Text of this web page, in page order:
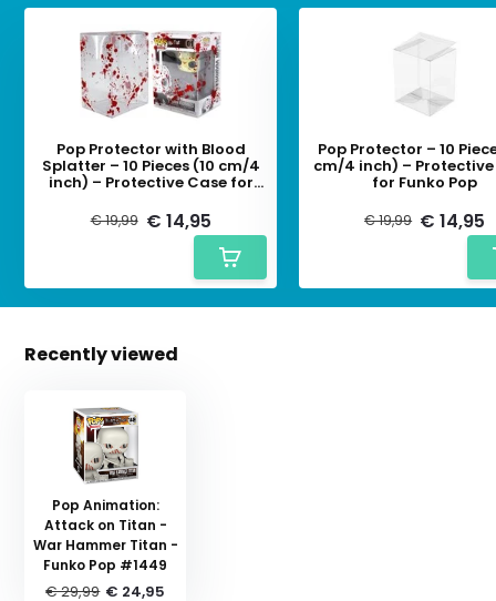
Pop Protector with Blood
Splatter – 10 Pieces (10 cm/4
inch) – Protective Case for
€ 19,99 € 14,95
Pop Protector – 10
cm/4 inch) – Protective
for Funko Pop
€ 19,99 € 14,95
Recently viewed
Pop Animation:
Attack on Titan -
War Hammer Titan -
Funko Pop #1449
€ 29,99 € 24,95